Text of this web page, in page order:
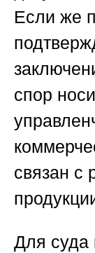
Если же
спор
связан с
Для суда